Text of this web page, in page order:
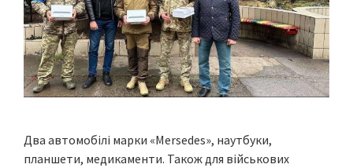
Два автомобілі марки «Mersedes», наутбуки,
планшети, медикаменти. Також для військових